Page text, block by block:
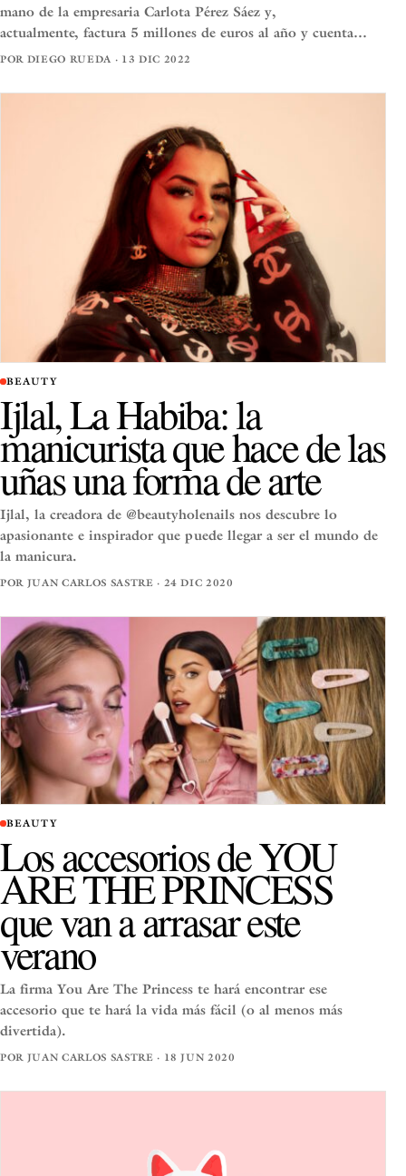
mano de la empresaria Carlota Pérez Sáez y,
actualmente, factura 5 millones de euros al año y cuenta…
POR DIEGO RUEDA · 13 DIC 2022
BEAUTY
Ijlal, La Habiba: la
manicurista que hace de las
uñas una forma de arte
Ijlal, la creadora de @beautyholenails nos descubre lo
apasionante e inspirador que puede llegar a ser el mundo de
la manicura.
POR JUAN CARLOS SASTRE · 24 DIC 2020
BEAUTY
Los accesorios de YOU
ARE THE PRINCESS
que van a arrasar este
verano
La firma You Are The Princess te hará encontrar ese
accesorio que te hará la vida más fácil (o al menos más
divertida).
POR JUAN CARLOS SASTRE · 18 JUN 2020